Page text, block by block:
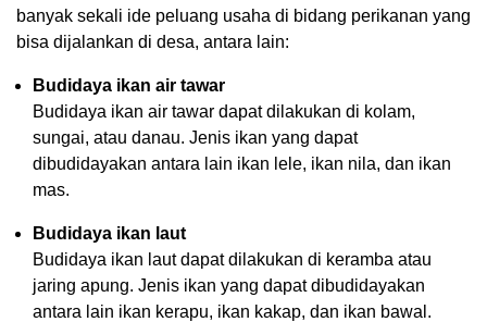
banyak sekali ide peluang usaha di bidang perikanan yang
bisa dijalankan di desa, antara lain:
Budidaya ikan air tawar
Budidaya ikan air tawar dapat dilakukan di kolam,
sungai, atau danau. Jenis ikan yang dapat
dibudidayakan antara lain ikan lele, ikan nila, dan ikan
mas.
Budidaya ikan laut
Budidaya ikan laut dapat dilakukan di keramba atau
jaring apung. Jenis ikan yang dapat dibudidayakan
antara lain ikan kerapu, ikan kakap, dan ikan bawal.